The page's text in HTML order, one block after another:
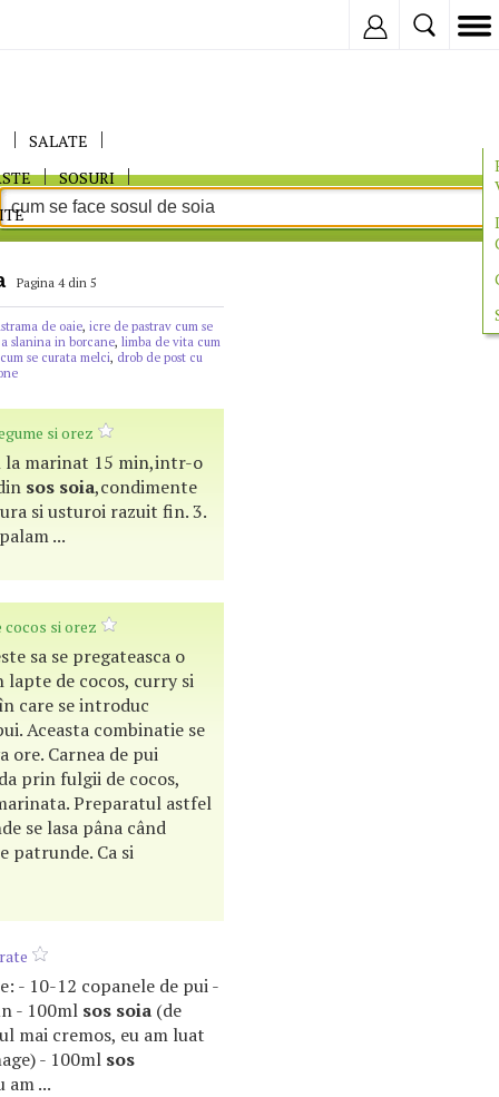
SALATE
SOSURI
Pagina 4 din 5
de oaie, icre de pastrav cum se
slanina in borcane, limba de vita cum
cum se curata melci, drob de post cu
si orez
la marinat 15 min,intr-o
sos soia,condimente
si usturoi razuit fin. 3.
...
cocos si orez
sa se pregateasca o
lapte de cocos, curry si
care se introduc
Aceasta combinatie se
ore. Carnea de pui
prin fulgii de cocos,
Preparatul astfel
se lasa pâna când
patrunde. Ca si
- 10-12 copanele de pui -
- 100ml sos soia (de
mai cremos, eu am luat
- 100ml sos
am ...